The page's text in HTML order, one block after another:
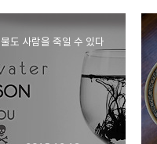
물도 사람을 죽일 수 있다